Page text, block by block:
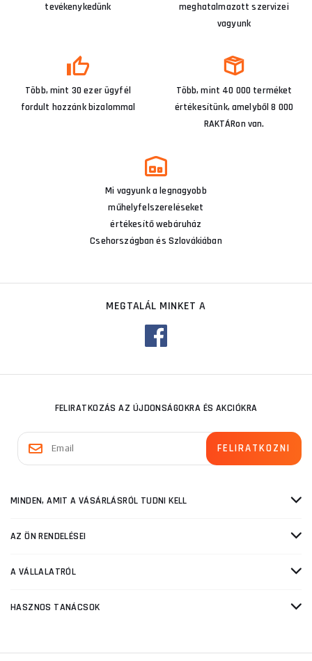
tevékenykedünk
meghatalmazott szervizei
vagyunk
Több, mint 30 ezer ügyfél
fordult hozzánk bizalommal
Több, mint 40 000 terméket
értékesítünk, amelyből 8 000
RAKTÁRon van.
Mi vagyunk a legnagyobb
műhelyfelszereléseket
értékesítő webáruház
Csehországban és Szlovákiában
MEGTALÁL MINKET A
FELIRATKOZÁS AZ ÚJDONSÁGOKRA ÉS AKCIÓKRA
MINDEN, AMIT A VÁSÁRLÁSRÓL TUDNI KELL
AZ ÖN RENDELÉSEI
A VÁLLALATRÓL
HASZNOS TANÁCSOK